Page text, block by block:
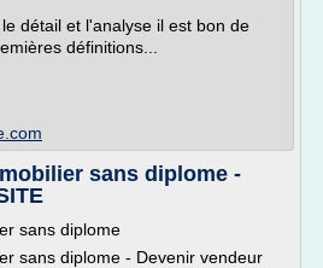
détail et l'analyse il est bon de
définitions...
sans diplome -
sans diplome
sans diplome - Devenir vendeur